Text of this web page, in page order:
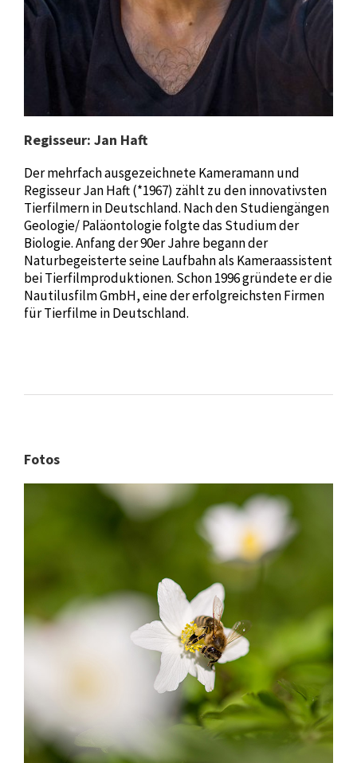
Regisseur: Jan Haft
Der mehrfach ausgezeichnete Kameramann und
Regisseur Jan Haft (*1967) zählt zu den innovativsten
Tierfilmern in Deutschland. Nach den Studiengängen
Geologie/ Paläontologie folgte das Studium der
Biologie. Anfang der 90er Jahre begann der
Naturbegeisterte seine Laufbahn als Kameraassistent
bei Tierfilmproduktionen. Schon 1996 gründete er die
Nautilusfilm GmbH, eine der erfolgreichsten Firmen
für Tierfilme in Deutschland.
Fotos